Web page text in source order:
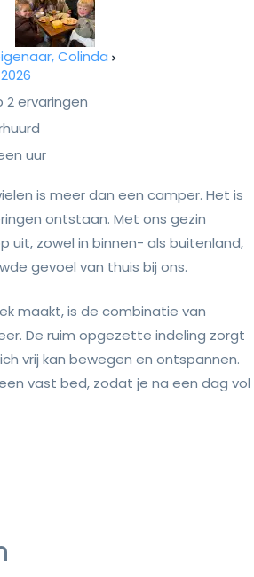
Colinda
ervaringen
uur
is meer dan een camper. Het is
ontstaan. Met ons gezin
uit, zowel in binnen- als buitenland,
gevoel van thuis bij ons.
maakt, is de combinatie van
De ruim opgezette indeling zorgt
vrij kan bewegen en ontspannen.
vast bed, zodat je na een dag vol